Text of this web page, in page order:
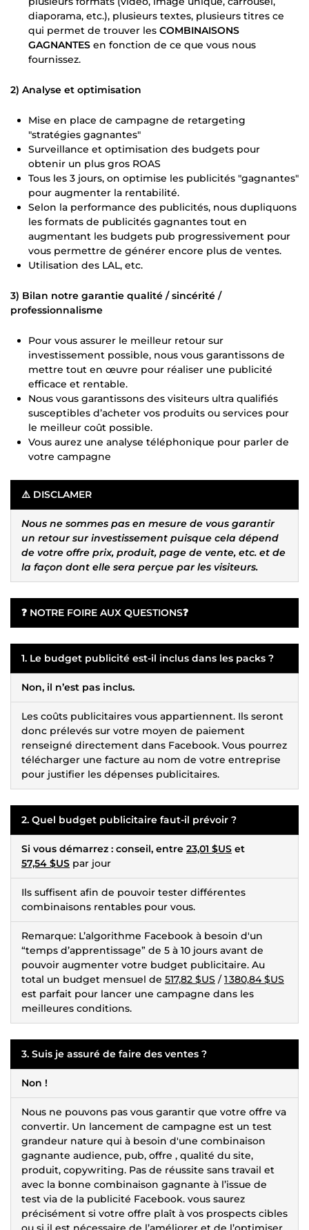
diaporama, etc.), plusieurs textes, plusieurs titres ce
qui permet de trouver les COMBINAISONS
GAGNANTES en fonction de ce que vous nous
fournissez.
2) Analyse et optimisation
Mise en place de campagne de retargeting
"stratégies gagnantes"
Surveillance et optimisation des budgets pour
obtenir un plus gros ROAS
Tous les 3 jours, on optimise les publicités "gagnantes"
pour augmenter la rentabilité.
Selon la performance des publicités, nous dupliquons
les formats de publicités gagnantes tout en
augmentant les budgets pub progressivement pour
vous permettre de générer encore plus de ventes.
Utilisation des LAL, etc.
3) Bilan notre garantie qualité / sincérité /
professionnalisme
Pour vous assurer le meilleur retour sur
investissement possible, nous vous garantissons de
mettre tout en œuvre pour réaliser une publicité
efficace et rentable.
Nous vous garantissons des visiteurs ultra qualifiés
susceptibles d’acheter vos produits ou services pour
le meilleur coût possible.
Vous aurez une analyse téléphonique pour parler de
votre campagne
⚠️ DISCLAMER
Nous ne sommes pas en mesure de vous garantir
un retour sur investissement puisque cela dépend
de votre offre prix, produit, page de vente, etc. et de
la façon dont elle sera perçue par les visiteurs.
❓ NOTRE FOIRE AUX QUESTIONS❓
1. Le budget publicité est-il inclus dans les packs ?
Non, il n’est pas inclus.
Les coûts publicitaires vous appartiennent. Ils seront
donc prélevés sur votre moyen de paiement
renseigné directement dans Facebook. Vous pourrez
télécharger une facture au nom de votre entreprise
pour justifier les dépenses publicitaires.
2. Quel budget publicitaire faut-il prévoir ?
Si vous démarrez : conseil, entre 23,01 $US et
57,54 $US par jour
Ils suffisent afin de pouvoir tester différentes
combinaisons rentables pour vous.
Remarque: L’algorithme Facebook à besoin d'un
“temps d’apprentissage” de 5 à 10 jours avant de
pouvoir augmenter votre budget publicitaire. Au
total un budget mensuel de 517,82 $US /1 380,84 $US
est parfait pour lancer une campagne dans les
meilleures conditions.
3. Suis je assuré de faire des ventes ?
Non !
Nous ne pouvons pas vous garantir que votre offre va
convertir. Un lancement de campagne est un test
grandeur nature qui à besoin d'une combinaison
gagnante audience, pub, offre , qualité du site,
produit, copywriting. Pas de réussite sans travail et
avec la bonne combinaison gagnante à l’issue de
test via de la publicité Facebook. vous saurez
précisément si votre offre plaît à vos prospects cibles